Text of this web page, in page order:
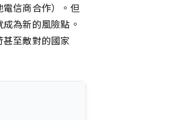
信商合作）。但
為新的風險點。
至敵對的國家